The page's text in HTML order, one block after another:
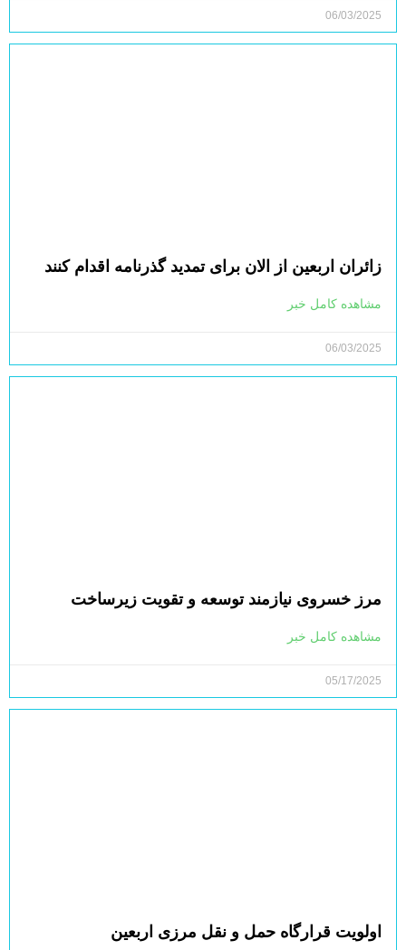
06/03/2025
زائران اربعین از الان برای تمدید گذرنامه اقدام کنند
مشاهده کامل خبر
06/03/2025
مرز خسروی نیازمند توسعه و تقویت زیرساخت‌
مشاهده کامل خبر
05/17/2025
اولویت قرارگاه حمل و نقل مرزی اربعین